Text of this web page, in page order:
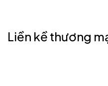
Liền kề thương